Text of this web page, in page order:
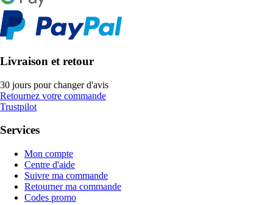
Livraison et retour
30 jours pour changer d'avis
Retournez votre commande
Trustpilot
Services
Mon compte
Centre d'aide
Suivre ma commande
Retourner ma commande
Codes promo